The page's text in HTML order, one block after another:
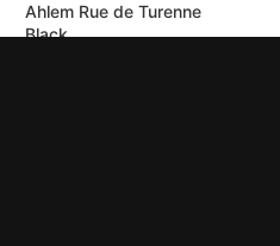
Ahlem Rue de Turenne
Black